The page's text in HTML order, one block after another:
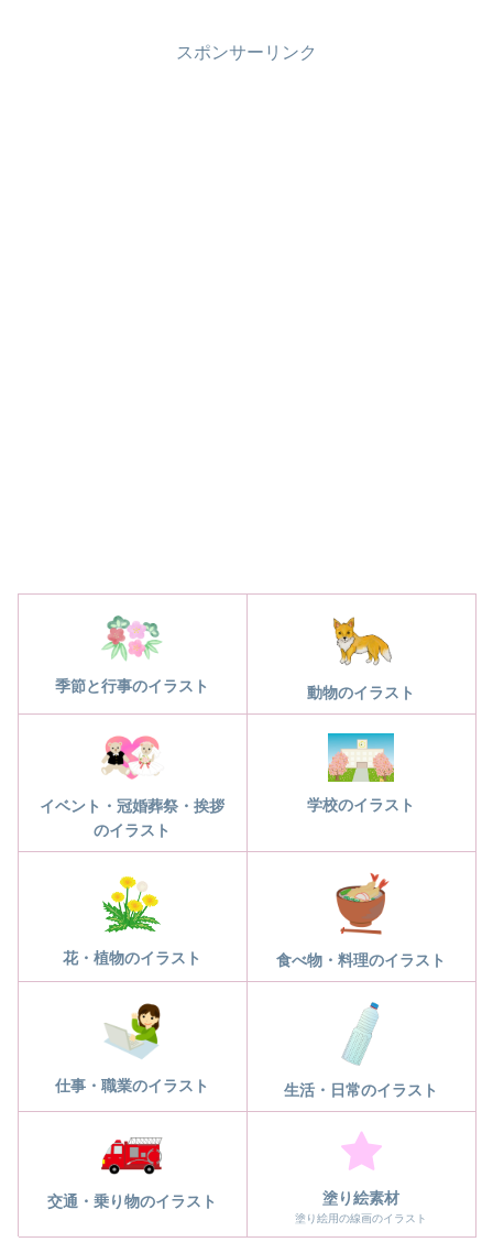
スポンサーリンク
季節と行事のイラスト 動物のイラスト
イベント・冠婚葬祭・挨拶
のイラスト
学校のイラスト
花・植物のイラスト 食べ物・料理のイラスト
仕事・職業のイラスト 生活・日常のイラスト
交通・乗り物のイラスト 塗り絵素材
塗り絵用の線画のイラスト